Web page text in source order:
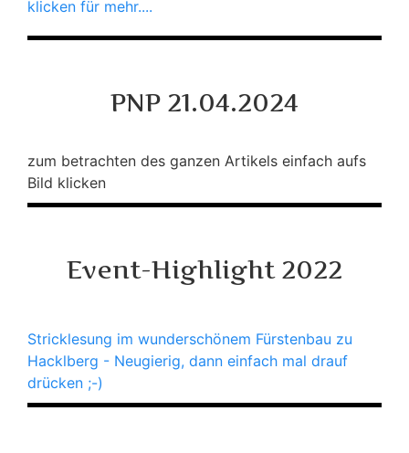
klicken für mehr....
PNP 21.04.2024
zum betrachten des ganzen Artikels einfach aufs
Bild klicken
Event-Highlight 2022
Stricklesung im wunderschönem Fürstenbau zu
Hacklberg - Neugierig, dann einfach mal drauf
drücken ;-)